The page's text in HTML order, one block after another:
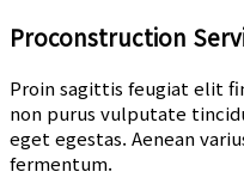
Proconstruction
Proin sagittis feugiat elit
non purus vulputate
eget egestas. Aenean
fermentum.